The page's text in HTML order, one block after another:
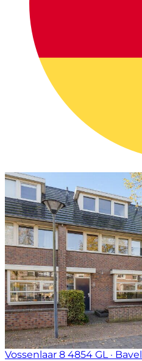
Vossenlaar 8 4854 GL · Bavel